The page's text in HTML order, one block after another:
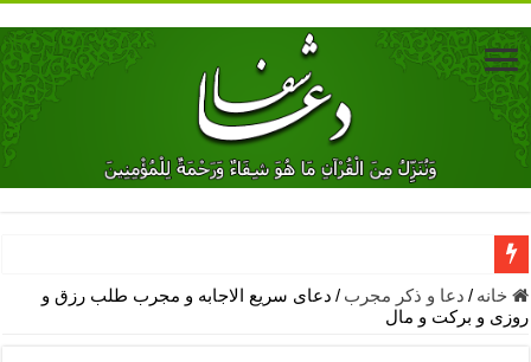
دعای جلب محبت فوری معشوق – دعای جلب محبت شوهر
دعای مشکل گشا برای رفع فقر – ذکرهای روزی‌ بخش
خانه / دعا و ذکر مجرب / دعای سریع الاجابه و مجرب طلب رزق و
روزی و برکت و مال